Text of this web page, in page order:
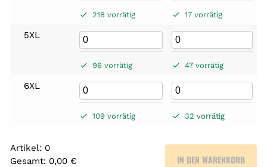
218 vorrätig 17 vorrätig
5XL
96 vorrätig 47 vorrätig
6XL
109 vorrätig 32 vorrätig
Artikel: 0
Gesamt: 0,00 €
IN DEN WARENKORB